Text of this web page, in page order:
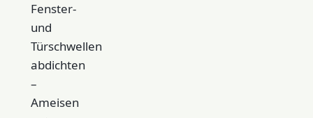
Fenster-
und
Türschwellen
abdichten
–
Ameisen